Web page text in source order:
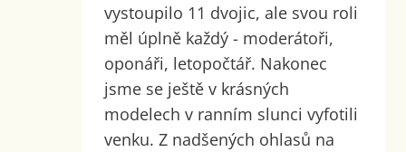
vystoupilo 11 dvojic, ale svou roli
měl úplně každý - moderátoři,
oponáři, letopočtář. Nakonec
jsme se ještě v krásných
modelech v ranním slunci vyfotili
venku. Z nadšených ohlasů na